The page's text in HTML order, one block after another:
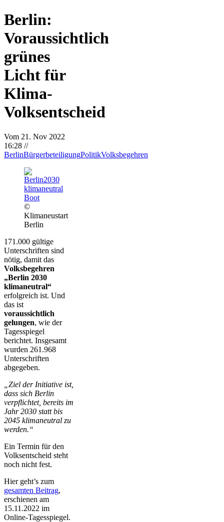
Berlin:
Voraussichtlich
grünes
Licht für
Klima-
Volksentscheid
Vom 21. Nov 2022
16:28 //
BerlinBürgerbeteiligungPolitikVolksbegehren
©
Klimaneustart
Berlin
171.000 gültige
Unterschriften sind
nötig, damit das
Volksbegehren
„Berlin 2030
klimaneutral“
erfolgreich ist. Und
das ist
voraussichtlich
gelungen, wie der
Tagesspiegel
berichtet. Insgesamt
wurden 261.968
Unterschriften
abgegeben.
„Ziel der Initiative ist,
dass sich Berlin
verpflichtet, bereits im
Jahr 2030 statt bis
2045 klimaneutral zu
werden.“
Ein Termin für den
Volksentscheid steht
noch nicht fest.
Hier geht’s zum
gesamten Beitrag,
erschienen am
15.11.2022 im
Online-Tagesspiegel.